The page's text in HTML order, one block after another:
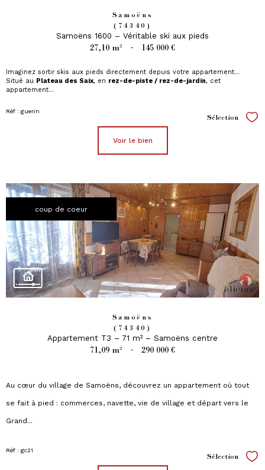
Samoëns
(74340)
Samoëns 1600 – Véritable ski aux pieds
27,10 m² - 145 000 €
Imaginez sortir skis aux pieds directement depuis votre appartement…
Situé au Plateau des Saix, en rez-de-piste / rez-de-jardin, cet
appartement...
Réf : guerin
Sélection
voir le bien
coup de coeur
Samoëns
(74340)
Appartement T3 – 71 m² – Samoëns centre
71,09 m² - 290 000 €
Au cœur du village de Samoëns, découvrez un appartement où tout
se fait à pied : commerces, navette, vie de village et départ vers le
Grand...
Réf : gc21
Sélection